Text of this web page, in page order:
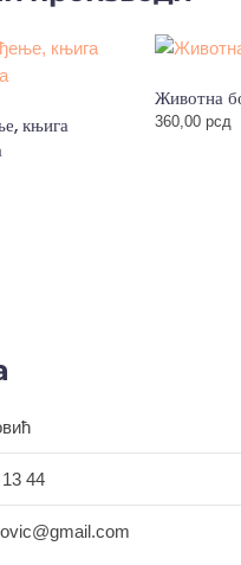
књига
Животна
360,00 рсд
44